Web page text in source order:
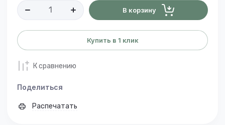
В корзину
Купить в 1 клик
К сравнению
Поделиться
Распечатать